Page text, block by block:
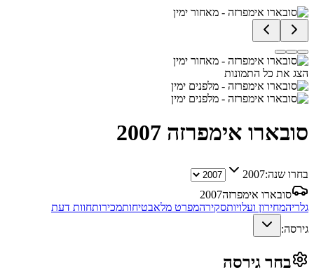
הצג את כל התמונות
סובארו אימפרזה 2007
בחרו שנה:2007
סובארו אימפרזה2007
גלריהמחירון ועלויותסקירהמפרט מלאבטיחותמכירותחוות דעת
גירסה:
בחר גירסה